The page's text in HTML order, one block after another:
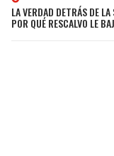
LA VERDAD DETRÁS DE
POR QUÉ RESCALVO LE